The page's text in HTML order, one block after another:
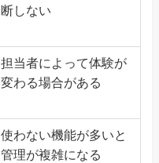
断しない
担当者によって体験が
変わる場合がある
使わない機能が多いと
管理が複雑になる